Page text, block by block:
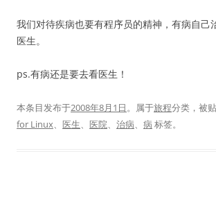
我们对待疾病也要有程序员的精神，有病自己
医生。
ps.有病还是要去看医生！
本条目发布于2008年8月1日。属于旅程分类，被
for Linux、 医生、 医院、 治病、 病 标签。